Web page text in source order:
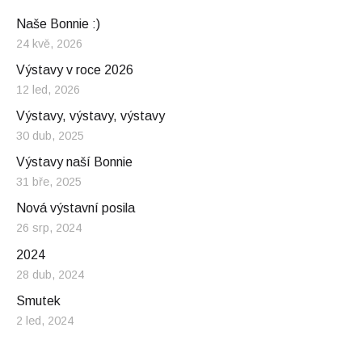
Naše Bonnie :)
24 kvě, 2026
Výstavy v roce 2026
12 led, 2026
Výstavy, výstavy, výstavy
30 dub, 2025
Výstavy naší Bonnie
31 bře, 2025
Nová výstavní posila
26 srp, 2024
2024
28 dub, 2024
Smutek
2 led, 2024